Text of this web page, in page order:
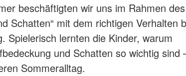
beschäftigten wir uns im Rahmen
Schatten“ mit dem richtigen Verhalten
Spielerisch lernten die Kinder, warum
und Schatten so wichtig sind
Sommeralltag.